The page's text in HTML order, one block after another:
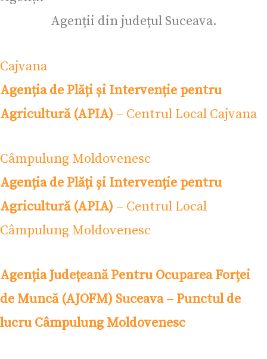
Agenții din județul Suceava.
Cajvana
Agenția de Plăți și Intervenție pentru
Agricultură (APIA) – Centrul Local Cajvana
Câmpulung Moldovenesc
Agenția de Plăți și Intervenție pentru
Agricultură (APIA) – Centrul Local
Câmpulung Moldovenesc
Agenția Județeană Pentru Ocuparea Forței
de Muncă (AJOFM) Suceava – Punctul de
lucru Câmpulung Moldovenesc